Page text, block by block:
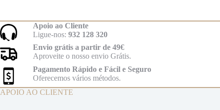
Apoio ao Cliente
Ligue-nos: 932 128 320
Envio grátis a partir de 49€
Aproveite o nosso envio Grátis.
Pagamento Rápido e Fácil e Seguro
Oferecemos vários métodos.
APOIO AO CLIENTE